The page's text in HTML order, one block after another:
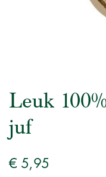
Leuk
juf
€ 5,95